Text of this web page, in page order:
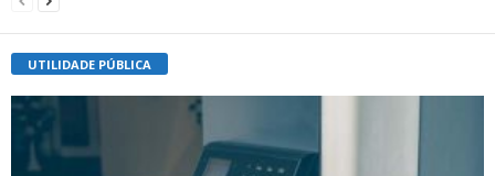
UTILIDADE PÚBLICA